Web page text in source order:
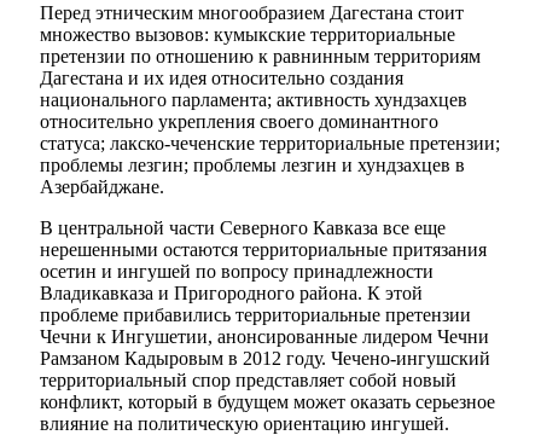
Перед этническим многообразием Дагестана стоит
множество вызовов: кумыкские территориальные
претензии по отношению к равнинным территориям
Дагестана и их идея относительно создания
национального парламента; активность хундзахцев
относительно укрепления своего доминантного
статуса; лакско-чеченские территориальные претензии;
проблемы лезгин; проблемы лезгин и хундзахцев в
Азербайджане.
В центральной части Северного Кавказа все еще
нерешенными остаются территориальные притязания
осетин и ингушей по вопросу принадлежности
Владикавказа и Пригородного района. К этой
проблеме прибавились территориальные претензии
Чечни к Ингушетии, анонсированные лидером Чечни
Рамзаном Кадыровым в 2012 году. Чечено-ингушский
территориальный спор представляет собой новый
конфликт, который в будущем может оказать серьезное
влияние на политическую ориентацию ингушей.